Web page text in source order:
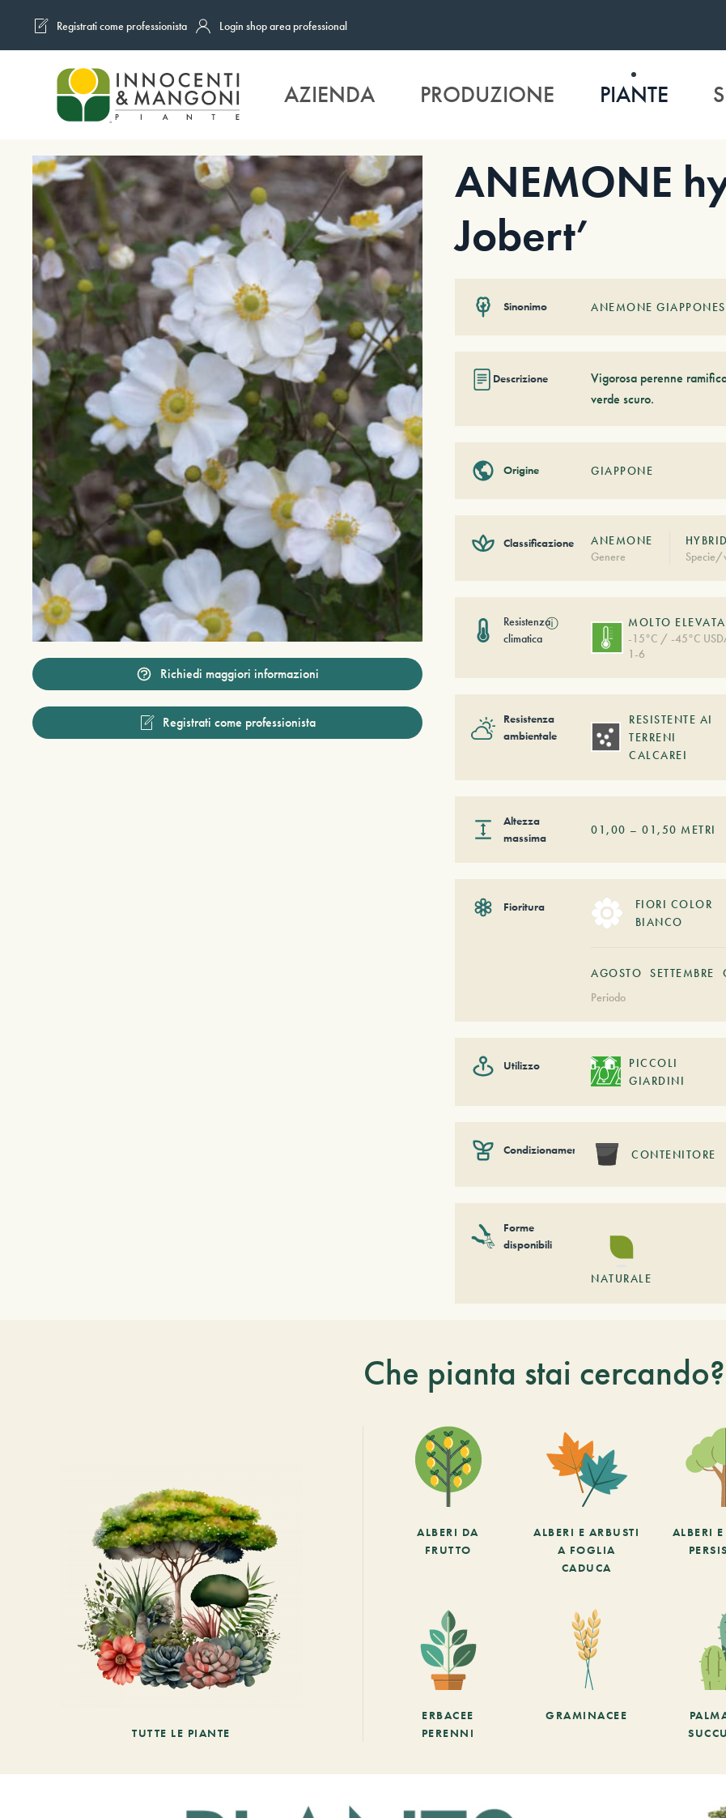
Skip to main content
Registrati come professionista Login shop area professional
AZIENDA PRODUZIONE PIANTE
Richiedi maggiori informazioni
Registrati come professionista
ANEMONE
Jobert’
Sinonimo ANEMONE
Descrizione
Vigorosa perenne
verde scuro.
Origine GIAPPONE
Classificazione
ANEMONE
Genere
Specie/
Resistenza
climatica
ⓘ
MOLTO ELEVATA
-15°C / -45°C
1-6
Resistenza
ambientale
RESISTENTE AI
TERRENI
CALCAREI
Altezza
massima
01,00 –01,50 METRI
Fioritura
FIORI COLOR
BIANCO
AGOSTO SETTEMBRE
Periodo
Utilizzo
PICCOLI
GIARDINI
Condizionamento CONTENITORE
Forme
disponibili
NATURALE
Che pianta stai cercando?
TUTTE LE PIANTE
ALBERI DA
FRUTTO
ALBERI E ARBUSTI
A FOGLIA
CADUCA
ALBERI
ERBACEE
PERENNI
GRAMINACEE